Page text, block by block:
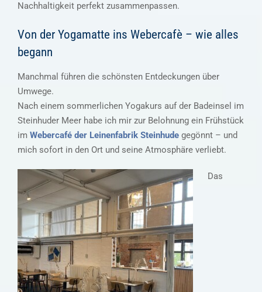
Nachhaltigkeit perfekt zusammenpassen.
Von der Yogamatte ins Webercafè – wie alles
begann
Manchmal führen die schönsten Entdeckungen über
Umwege.
Nach einem sommerlichen Yogakurs auf der Badeinsel im
Steinhuder Meer habe ich mir zur Belohnung ein Frühstück
im Webercafé der Leinenfabrik Steinhude gegönnt – und
mich sofort in den Ort und seine Atmosphäre verliebt.
Das